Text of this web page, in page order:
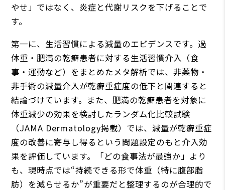
やせ」ではなく、炎症と代謝リスクを下げることで
す。
第一に、生活習慣による減量のエビデンスです。過
体重・肥満の乾癬患者に対する生活習慣介入（食
事・運動など）をまとめたメタ解析では、非薬物・
非手術の減量介入が乾癬重症度の低下と関連すると
結論づけています。また、肥満の乾癬患者を対象に
体重減少の効果を検討したランダム化比較試験
（JAMA Dermatology掲載）では、減量が乾癬重症
度の改善に寄与し得るという問題設定のもと介入効
果を評価しています。「どの食事法が最強か」より
も、現時点では“持続できる形で体重（特に腹部脂
肪）を減らせるか”が重要だと整理するのが合理的で